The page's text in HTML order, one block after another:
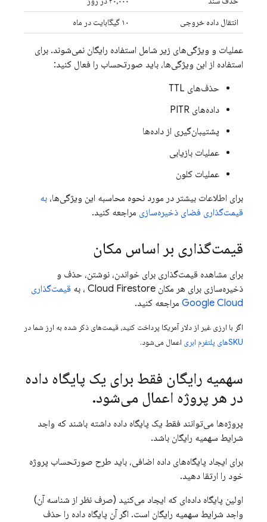
انتقال داده خروجی
۱۰ گیگابایت در ماه
عملیات و ویژگی‌های زیر شامل استفاده رایگان نمی‌شوند. برای
استفاده از این ویژگی‌ها، باید صورتحساب را فعال کنید:
حذف‌های TTL
داده‌های PITR
پشتیبان‌گیری از داده‌ها
عملیات بازیابی
عملیات کلون
برای اطلاعات بیشتر در مورد نحوه محاسبه این ویژگی‌ها، به
قیمت‌گذاری فضای ذخیره‌سازی مراجعه کنید.
قیمت‌گذاری بر اساس مکان
برای مشاهده قیمت‌گذاری برای خواندن، نوشتن، حذف و
ذخیره‌سازی برای هر مکان Cloud Firestore ، به قیمت‌گذاری
Google Cloud مراجعه کنید.
اگر با ارزی غیر از دلار آمریکا پرداخت کنید، قیمت‌های ذکر شده به ارز شما در
SKUهای پلتفرم ابری
اعمال می‌شود.
سهمیه رایگان فقط برای یک پایگاه داده
در هر پروژه اعمال می‌شود.
پروژه‌ها می‌توانند فقط یک پایگاه داده داشته باشند که واجد
شرایط سهمیه رایگان باشد.
برای ایجاد پایگاه‌های داده اضافی، باید طرح صورتحساب پروژه
خود را ارتقا دهید.
اولین پایگاه داده‌ای که ایجاد می‌کنید (صرف نظر از شناسه آن)
واجد شرایط سهمیه رایگان است. اگر آن پایگاه داده را حذف